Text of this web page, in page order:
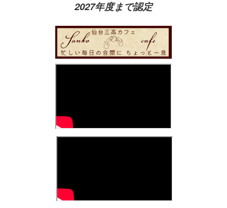
2027年度まで認定